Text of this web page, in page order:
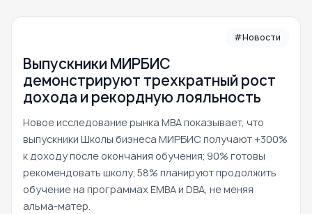
#Новости
Выпускники МИРБИС
демонстрируют трехкратный рост
дохода и рекордную лояльность
Новое исследование рынка MBA показывает, что
выпускники Школы бизнеса МИРБИС получают +300%
к доходу после окончания обучения; 90% готовы
рекомендовать школу; 58% планируют продолжить
обучение на программах EMBA и DBA, не меняя
альма-матер.